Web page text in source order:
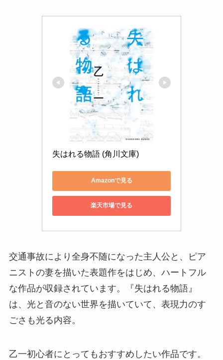
失はれる物語 (角川文庫)
Amazonで見る
楽天市場で見る
交通事故により全身不随になった主人公と、ピア
ニストの妻を描いた表題作をはじめ、ハートフル
な作品が収録されています。『失はれる物語』
は、光と音のない世界を描いていて、表現力のす
ごさも光る内容。
乙一初心者にとってもおすすめしたい作品です。